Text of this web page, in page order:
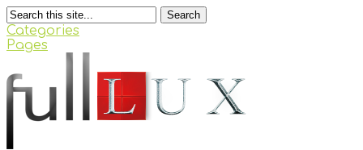
Search
Categories
Pages